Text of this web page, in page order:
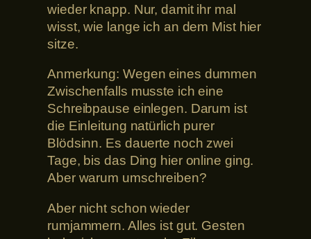
wieder knapp. Nur, damit ihr mal
wisst, wie lange ich an dem Mist hier
sitze.
Anmerkung: Wegen eines dummen
Zwischenfalls musste ich eine
Schreibpause einlegen. Darum ist
die Einleitung natürlich purer
Blödsinn. Es dauerte noch zwei
Tage, bis das Ding hier online ging.
Aber warum umschreiben?
Aber nicht schon wieder
rumjammern. Alles ist gut. Gesten